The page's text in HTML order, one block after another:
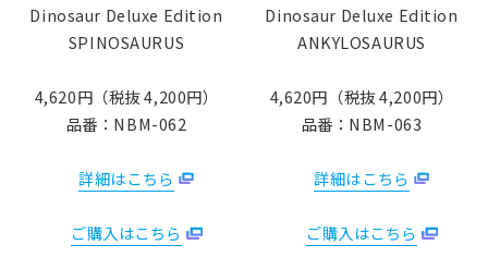
Dinosaur Deluxe Edition
SPINOSAURUS
4,620円（税抜 4,200円）
品番：NBM-062
詳細はこちら
ご購入はこちら
Dinosaur Deluxe Edition
ANKYLOSAURUS
4,620円（税抜 4,200円）
品番：NBM-063
詳細はこちら
ご購入はこちら